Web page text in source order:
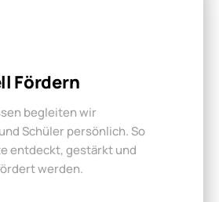
Fördern
begleiten wir
Schüler persönlich. So
entdeckt, gestärkt und
werden.